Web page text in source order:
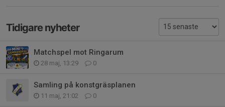
Tidigare nyheter
Matchspel mot Ringarum
28 maj, 13:29 0
Samling på konstgräsplanen
11 maj, 21:02 0